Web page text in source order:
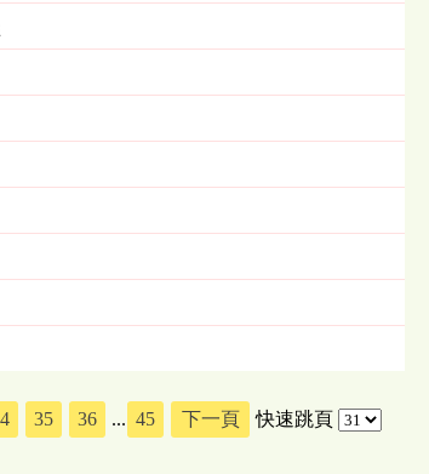
35 36 ... 45 下一頁 快速跳頁